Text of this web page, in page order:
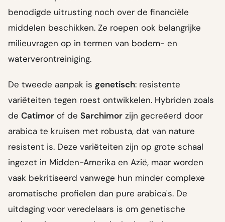
benodigde uitrusting noch over de financiële
middelen beschikken. Ze roepen ook belangrijke
milieuvragen op in termen van bodem- en
waterverontreiniging.
De tweede aanpak is genetisch: resistente
variëteiten tegen roest ontwikkelen. Hybriden zoals
de Catimor of de Sarchimor zijn gecreëerd door
arabica te kruisen met robusta, dat van nature
resistent is. Deze variëteiten zijn op grote schaal
ingezet in Midden-Amerika en Azië, maar worden
vaak bekritiseerd vanwege hun minder complexe
aromatische profielen dan pure arabica's. De
uitdaging voor veredelaars is om genetische